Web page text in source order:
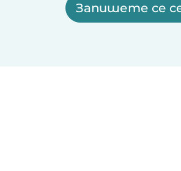
Запишете се